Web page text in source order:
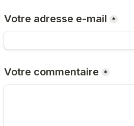
Votre adresse e-mail *
Votre commentaire *